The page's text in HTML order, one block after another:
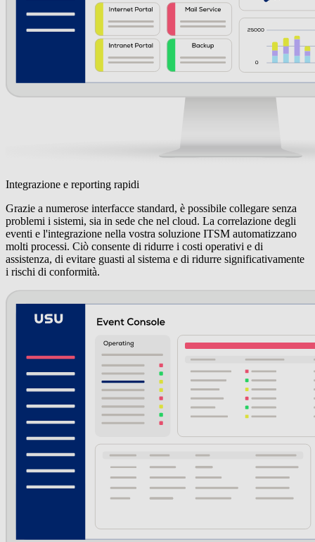
Integrazione e reporting rapidi
Grazie a numerose interfacce standard, è possibile collegare senza
problemi i sistemi, sia in sede che nel cloud. La correlazione degli
eventi e l'integrazione nella vostra soluzione ITSM automatizzano
molti processi. Ciò consente di ridurre i costi operativi e di
assistenza, di evitare guasti al sistema e di ridurre significativamente
i rischi di conformità.